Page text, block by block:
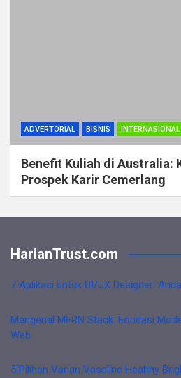
ADVERTORIAL BISNIS INTERNASIONAL
Benefit Kuliah di Australia:
Prospek Karir Cemerlang
HarianTrust.com
7 Aplikasi untuk UI/UX Designer:
Mengenal MERN Stack: Fondasi
Web
5 Pilihan Varian Vaseline Healthy